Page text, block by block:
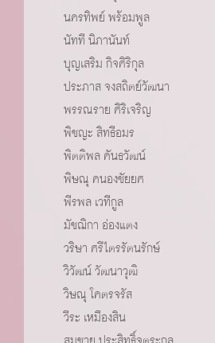
นครทิพย์ พร้อมพูล
นัทที นิภานันท์
บุญเสริม กิจศิริกุล
ประภาส จงสถิตย์วัฒนา
พรรณราย ศิริเจริญ
พิชญะ สิทธีอมร
พิตติพล คันธวัฒน์
พิษณุ คนองชัยยศ
พีรพล เวทีกูล
มัชฌิกา อ่องแตง
วริษา ศรีไตรรัตนรักษ์
วิวัฒน์ วัฒนาวุฒิ
วิษณุ โคตรจรัส
วีระ เหมืองสิน